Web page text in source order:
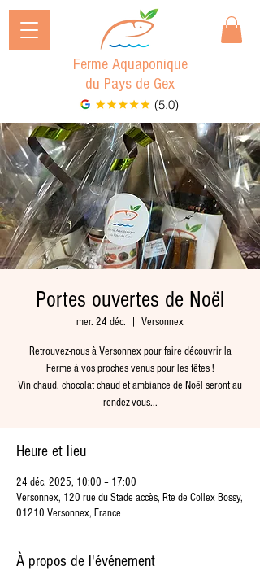
Ferme Aquaponique
du Pays de Gex
(5.0)
Portes ouvertes de Noël
mer. 24 déc. Versonnex
Retrouvez-nous à Versonnex pour faire découvrir la
Ferme à vos proches venus pour les fêtes !
Vin chaud, chocolat chaud et ambiance de Noël seront au
rendez-vous...
Heure et lieu
24 déc. 2025, 10:00 – 17:00
Versonnex, 120 rue du Stade accès, Rte de Collex Bossy,
01210 Versonnex, France
À propos de l'événement